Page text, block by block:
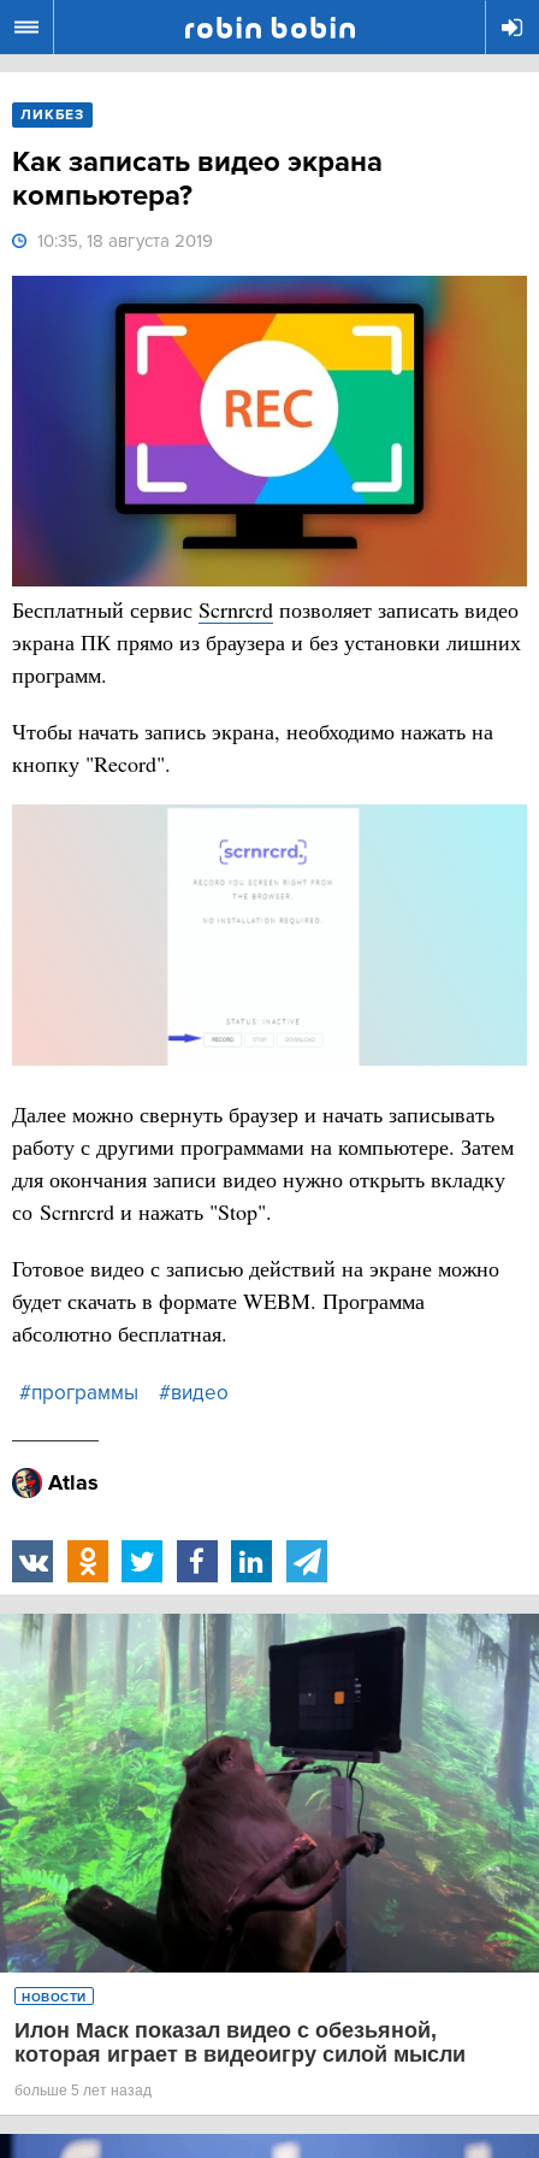
ЛИКБЕЗ
Как записать видео экрана
компьютера?
10:35, 18 августа 2019
Бесплатный сервис Scrnrcrd позволяет записать видео
экрана ПК прямо из браузера и без установки лишних
программ.
Чтобы начать запись экрана, необходимо нажать на
кнопку "Record".
Далее можно свернуть браузер и начать записывать
работу с другими программами на компьютере. Затем
для окончания записи видео нужно открыть вкладку
со Scrnrcrd и нажать "Stop".
Готовое видео с записью действий на экране можно
будет скачать в формате WEBM. Программа
абсолютно бесплатная.
#программы #видео
Atlas
НОВОСТИ
Илон Маск показал видео с обезьяной,
которая играет в видеоигру силой мысли
больше 5 лет назад